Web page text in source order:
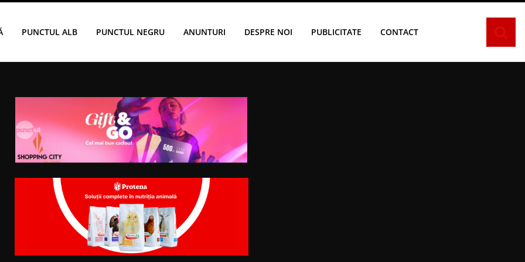
PUNCTUL ALB PUNCTUL NEGRU ANUNTURI DESPRE NOI PUBLICITATE CONTACT